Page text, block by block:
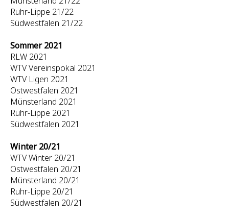
Ruhr-Lippe 21/22
Südwestfalen 21/22
Sommer 2021
RLW 2021
WTV Vereinspokal 2021
WTV Ligen 2021
Ostwestfalen 2021
Münsterland 2021
Ruhr-Lippe 2021
Südwestfalen 2021
Winter 20/21
WTV Winter 20/21
Ostwestfalen 20/21
Münsterland 20/21
Ruhr-Lippe 20/21
Südwestfalen 20/21